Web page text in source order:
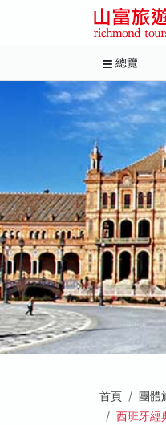
總覽
首頁 團體
西班牙經